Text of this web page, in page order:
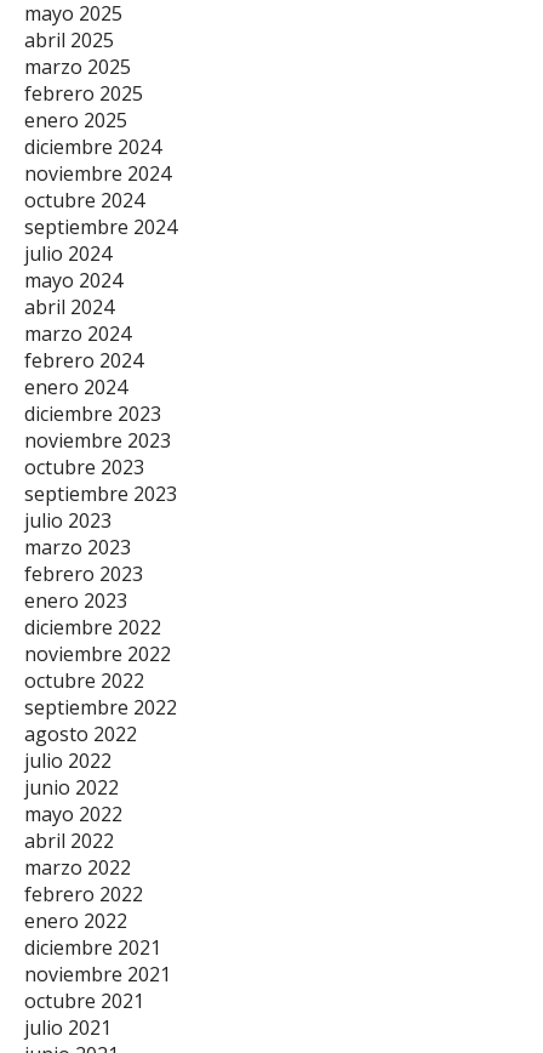
mayo 2025
abril 2025
marzo 2025
febrero 2025
enero 2025
diciembre 2024
noviembre 2024
octubre 2024
septiembre 2024
julio 2024
mayo 2024
abril 2024
marzo 2024
febrero 2024
enero 2024
diciembre 2023
noviembre 2023
octubre 2023
septiembre 2023
julio 2023
marzo 2023
febrero 2023
enero 2023
diciembre 2022
noviembre 2022
octubre 2022
septiembre 2022
agosto 2022
julio 2022
junio 2022
mayo 2022
abril 2022
marzo 2022
febrero 2022
enero 2022
diciembre 2021
noviembre 2021
octubre 2021
julio 2021